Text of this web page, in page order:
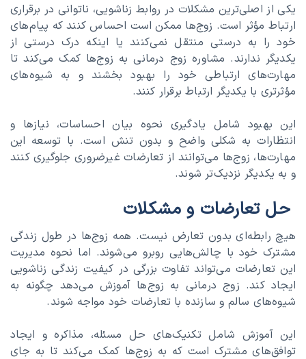
یکی از اصلی‌ترین مشکلات در روابط زناشویی، ناتوانی در برقراری
ارتباط مؤثر است. زوج‌ها ممکن است احساس کنند که پیام‌های
خود را به درستی منتقل نمی‌کنند یا اینکه درک درستی از
یکدیگر ندارند. مشاوره زوج درمانی به زوج‌ها کمک می‌کند تا
مهارت‌های ارتباطی خود را بهبود بخشند و به شیوه‌های
مؤثرتری با یکدیگر ارتباط برقرار کنند.
این بهبود شامل یادگیری نحوه بیان احساسات، نیازها و
انتظارات به شکلی واضح و بدون تنش است. با توسعه این
مهارت‌ها، زوج‌ها می‌توانند از تعارضات غیرضروری جلوگیری کنند
و به یکدیگر نزدیک‌تر شوند.
حل تعارضات و مشکلات
هیچ رابطه‌ای بدون تعارض نیست. همه زوج‌ها در طول زندگی
مشترک خود با چالش‌هایی روبرو می‌شوند. اما نحوه مدیریت
این تعارضات می‌تواند تفاوت بزرگی در کیفیت زندگی زناشویی
ایجاد کند. زوج درمانی به زوج‌ها آموزش می‌دهد چگونه به
شیوه‌های سالم و سازنده با تعارضات خود مواجه شوند.
این آموزش شامل تکنیک‌های حل مسئله، مذاکره و ایجاد
توافق‌های مشترک است که به زوج‌ها کمک می‌کند تا به جای